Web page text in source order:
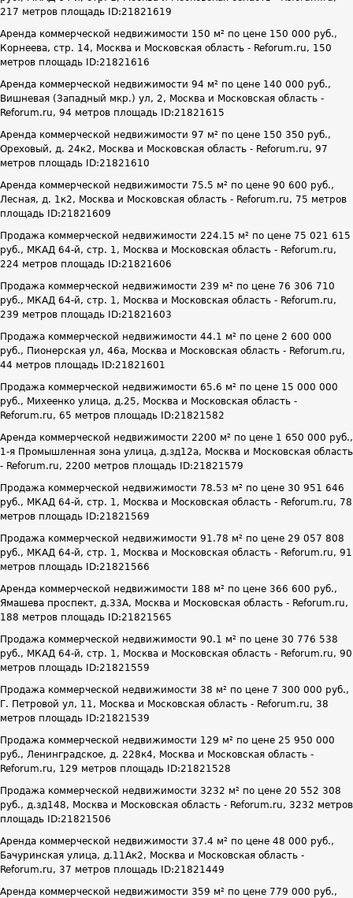
217 метров площадь ID:21821619
Аренда коммерческой недвижимости 150 м² по цене 150 000 руб.,
Корнеева, стр. 14, Москва и Московская область - Reforum.ru, 150
метров площадь ID:21821616
Аренда коммерческой недвижимости 94 м² по цене 140 000 руб.,
Вишневая (Западный мкр.) ул, 2, Москва и Московская область -
Reforum.ru, 94 метров площадь ID:21821615
Аренда коммерческой недвижимости 97 м² по цене 150 350 руб.,
Ореховый, д. 24к2, Москва и Московская область - Reforum.ru, 97
метров площадь ID:21821610
Аренда коммерческой недвижимости 75.5 м² по цене 90 600 руб.,
Лесная, д. 1к2, Москва и Московская область - Reforum.ru, 75 метров
площадь ID:21821609
Продажа коммерческой недвижимости 224.15 м² по цене 75 021 615
руб., МКАД 64-й, стр. 1, Москва и Московская область - Reforum.ru,
224 метров площадь ID:21821606
Продажа коммерческой недвижимости 239 м² по цене 76 306 710
руб., МКАД 64-й, стр. 1, Москва и Московская область - Reforum.ru,
239 метров площадь ID:21821603
Продажа коммерческой недвижимости 44.1 м² по цене 2 600 000
руб., Пионерская ул, 46а, Москва и Московская область - Reforum.ru,
44 метров площадь ID:21821601
Продажа коммерческой недвижимости 65.6 м² по цене 15 000 000
руб., Михеенко улица, д.25, Москва и Московская область -
Reforum.ru, 65 метров площадь ID:21821582
Аренда коммерческой недвижимости 2200 м² по цене 1 650 000 руб.,
1-я Промышленная зона улица, д.зд12а, Москва и Московская область
- Reforum.ru, 2200 метров площадь ID:21821579
Продажа коммерческой недвижимости 78.53 м² по цене 30 951 646
руб., МКАД 64-й, стр. 1, Москва и Московская область - Reforum.ru, 78
метров площадь ID:21821569
Продажа коммерческой недвижимости 91.78 м² по цене 29 057 808
руб., МКАД 64-й, стр. 1, Москва и Московская область - Reforum.ru, 91
метров площадь ID:21821566
Аренда коммерческой недвижимости 188 м² по цене 366 600 руб.,
Ямашева проспект, д.33А, Москва и Московская область - Reforum.ru,
188 метров площадь ID:21821565
Продажа коммерческой недвижимости 90.1 м² по цене 30 776 538
руб., МКАД 64-й, стр. 1, Москва и Московская область - Reforum.ru, 90
метров площадь ID:21821559
Продажа коммерческой недвижимости 38 м² по цене 7 300 000 руб.,
Г. Петровой ул, 11, Москва и Московская область - Reforum.ru, 38
метров площадь ID:21821539
Продажа коммерческой недвижимости 129 м² по цене 25 950 000
руб., Ленинградское, д. 228к4, Москва и Московская область -
Reforum.ru, 129 метров площадь ID:21821528
Продажа коммерческой недвижимости 3232 м² по цене 20 552 308
руб., д.зд148, Москва и Московская область - Reforum.ru, 3232 метров
площадь ID:21821506
Аренда коммерческой недвижимости 37.4 м² по цене 48 000 руб.,
Бачуринская улица, д.11Ак2, Москва и Московская область -
Reforum.ru, 37 метров площадь ID:21821449
Аренда коммерческой недвижимости 359 м² по цене 779 000 руб.,